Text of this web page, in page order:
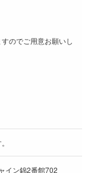
のでご用意お願いし
イン錦2番館702